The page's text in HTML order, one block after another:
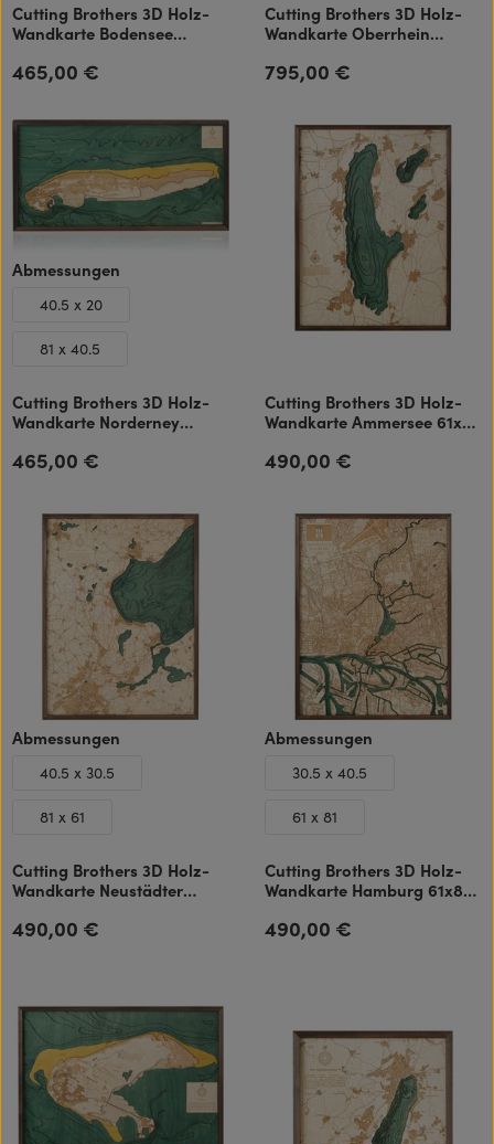
Cutting Brothers 3D Holz-
Wandkarte Bodensee
Regulärer Preis:
465,00 €
Cutting Brothers 3D Holz-
Wandkarte Oberrhein
Regulärer Preis:
795,00 €
Abmessungen
40.5 x 20
81 x 40.5
Cutting Brothers 3D Holz-
Wandkarte Norderney
Regulärer Preis:
465,00 €
Cutting Brothers 3D Holz-
Wandkarte Ammersee 61x81
Regulärer Preis:
490,00 €
Abmessungen
40.5 x 30.5
81 x 61
Cutting Brothers 3D Holz-
Wandkarte Neustädter
Regulärer Preis:
490,00 €
Abmessungen
30.5 x 40.5
61 x 81
Cutting Brothers 3D Holz-
Wandkarte Hamburg 61x81
Regulärer Preis:
490,00 €